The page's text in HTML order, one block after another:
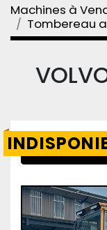
Machines à
Tombereau